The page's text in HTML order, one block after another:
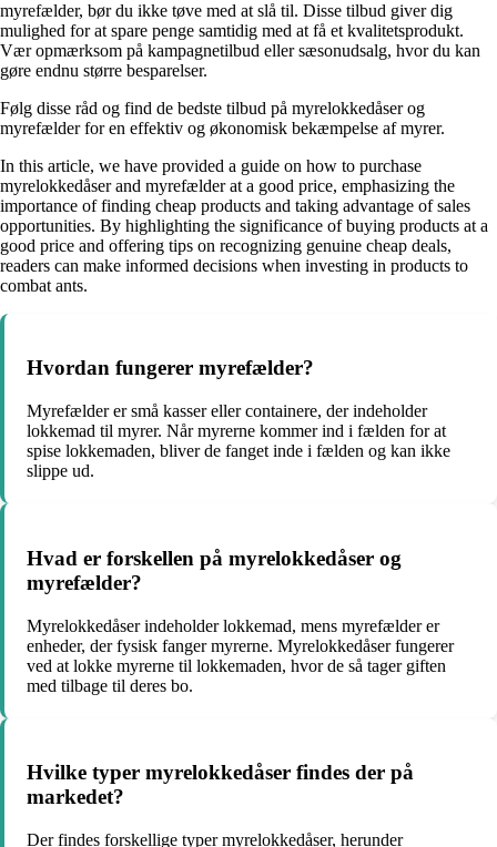
myrefælder, bør du ikke tøve med at slå til. Disse tilbud giver dig
mulighed for at spare penge samtidig med at få et kvalitetsprodukt.
Vær opmærksom på kampagnetilbud eller sæsonudsalg, hvor du kan
gøre endnu større besparelser.
Følg disse råd og find de bedste tilbud på myrelokkedåser og
myrefælder for en effektiv og økonomisk bekæmpelse af myrer.
In this article, we have provided a guide on how to purchase
myrelokkedåser and myrefælder at a good price, emphasizing the
importance of finding cheap products and taking advantage of sales
opportunities. By highlighting the significance of buying products at a
good price and offering tips on recognizing genuine cheap deals,
readers can make informed decisions when investing in products to
combat ants.
Hvordan fungerer myrefælder?
Myrefælder er små kasser eller containere, der indeholder
lokkemad til myrer. Når myrerne kommer ind i fælden for at
spise lokkemaden, bliver de fanget inde i fælden og kan ikke
slippe ud.
Hvad er forskellen på myrelokkedåser og
myrefælder?
Myrelokkedåser indeholder lokkemad, mens myrefælder er
enheder, der fysisk fanger myrerne. Myrelokkedåser fungerer
ved at lokke myrerne til lokkemaden, hvor de så tager giften
med tilbage til deres bo.
Hvilke typer myrelokkedåser findes der på
markedet?
Der findes forskellige typer myrelokkedåser, herunder